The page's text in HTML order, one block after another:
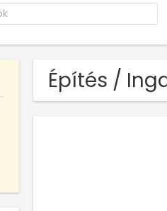
Építés /